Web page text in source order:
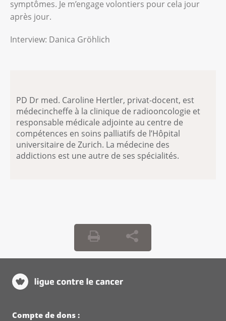
symptômes. Je m’engage volontiers pour cela jour
après jour.
Interview: Danica Gröhlich
PD Dr med. Caroline Hertler, privat-docent, est
médecincheffe à la clinique de radiooncologie et
responsable médicale adjointe au centre de
compétences en soins palliatifs de l’Hôpital
universitaire de Zurich. La médecine des
addictions est une autre de ses spécialités.
Compte de dons :